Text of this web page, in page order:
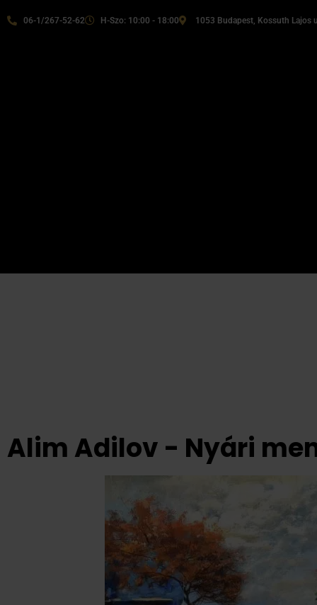
06-1/267-52-62 H-Szo: 10:00 - 18:00 1053 Budapest, Kossuth Lajos
Alim Adilov - Nyári